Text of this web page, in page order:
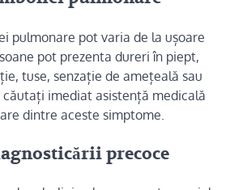
pulmonare pot varia de la ușoare
pot prezenta dureri în piept,
tuse, senzație de amețeală sau
căutați imediat asistență medicală
dintre aceste simptome.
precoce